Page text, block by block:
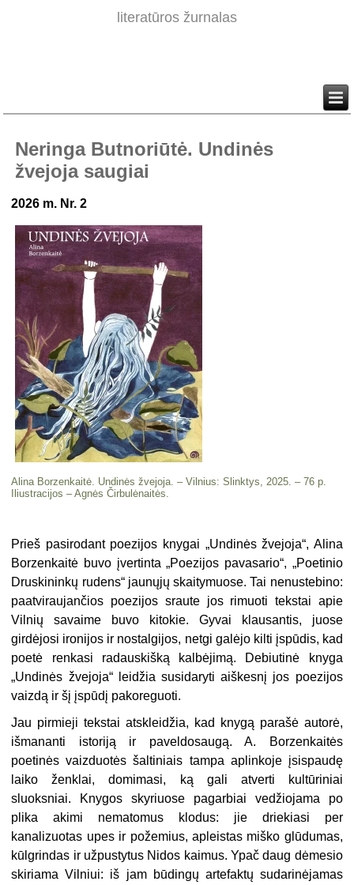
literatūros žurnalas
Neringa Butnoriūtė. Undinės
žvejoja saugiai
2026 m. Nr. 2
Alina Borzenkaitė. Undinės žvejoja. – Vilnius: Slinktys, 2025. – 76 p.
Iliustracijos – Agnės Čirbulėnaitės.
Prieš pasirodant poezijos knygai „Undinės žvejoja“, Alina
Borzenkaitė buvo įvertinta „Poezijos pavasario“, „Poetinio
Druskininkų rudens“ jaunųjų skaitymuose. Tai nenustebino:
paatviraujančios poezijos sraute jos rimuoti tekstai apie
Vilnių savaime buvo kitokie. Gyvai klausantis, juose
girdėjosi ironijos ir nostalgijos, netgi galėjo kilti įspūdis, kad
poetė renkasi radauskišką kalbėjimą. Debiutinė knyga
„Undinės žvejoja“ leidžia susidaryti aiškesnį jos poezijos
vaizdą ir šį įspūdį pakoreguoti.
Jau pirmieji tekstai atskleidžia, kad knygą parašė autorė,
išmananti istoriją ir paveldosaugą. A. Borzenkaitės
poetinės vaizduotės šaltiniais tampa aplinkoje įsispaudę
laiko ženklai, domimasi, ką gali atverti kultūriniai
sluoksniai. Knygos skyriuose pagarbiai vedžiojama po
plika akimi nematomus klodus: jie driekiasi per
kanalizuotas upes ir požemius, apleistas miško glūdumas,
kūlgrindas ir užpustytus Nidos kaimus. Ypač daug dėmesio
skiriama Vilniui: iš jam būdingų artefaktų sudarinėjamas